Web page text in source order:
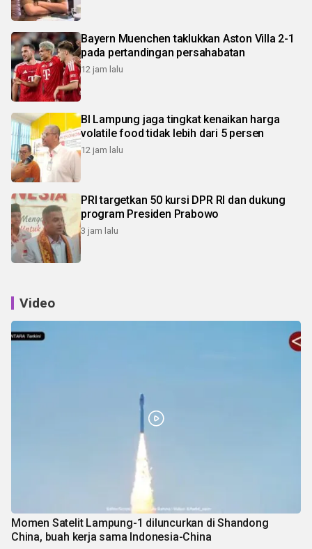
Bayern Muenchen taklukkan Aston Villa 2-1
pada pertandingan persahabatan
12 jam lalu
BI Lampung jaga tingkat kenaikan harga
volatile food tidak lebih dari 5 persen
12 jam lalu
PRI targetkan 50 kursi DPR RI dan dukung
program Presiden Prabowo
3 jam lalu
Video
Momen Satelit Lampung-1 diluncurkan di Shandong
China, buah kerja sama Indonesia-China